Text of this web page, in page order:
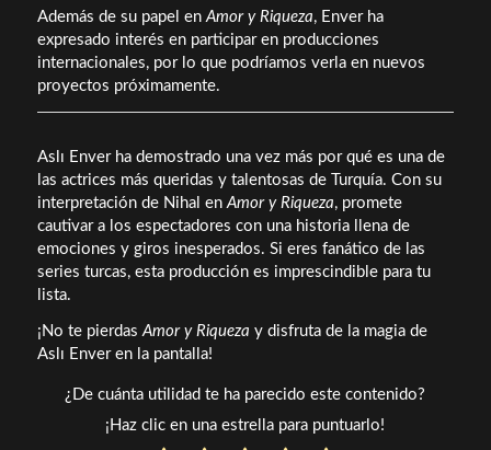
Además de su papel en Amor y Riqueza, Enver ha
expresado interés en participar en producciones
internacionales, por lo que podríamos verla en nuevos
proyectos próximamente.
Aslı Enver ha demostrado una vez más por qué es una de
las actrices más queridas y talentosas de Turquía. Con su
interpretación de Nihal en Amor y Riqueza, promete
cautivar a los espectadores con una historia llena de
emociones y giros inesperados. Si eres fanático de las
series turcas, esta producción es imprescindible para tu
lista.
¡No te pierdasAmor y Riqueza y disfruta de la magia de
Aslı Enver en la pantalla!
¿De cuánta utilidad te ha parecido este contenido?
¡Haz clic en una estrella para puntuarlo!